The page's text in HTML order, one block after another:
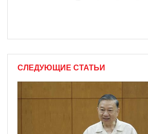
СЛЕДУЮЩИЕ СТАТЬИ